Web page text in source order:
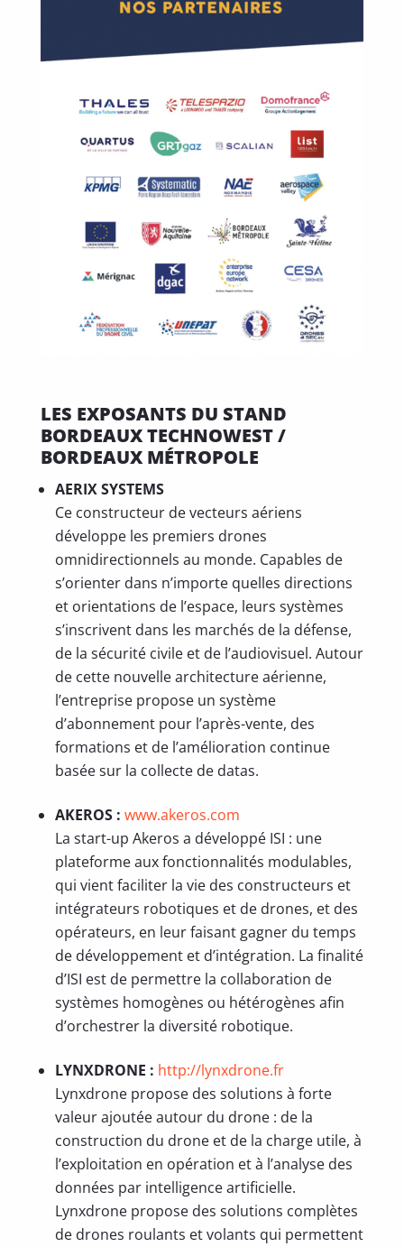
LES EXPOSANTS DU STAND
BORDEAUX TECHNOWEST /
BORDEAUX MÉTROPOLE
AERIX SYSTEMS
Ce constructeur de vecteurs aériens
développe les premiers drones
omnidirectionnels au monde. Capables de
s’orienter dans n’importe quelles directions
et orientations de l’espace, leurs systèmes
s’inscrivent dans les marchés de la défense,
de la sécurité civile et de l’audiovisuel. Autour
de cette nouvelle architecture aérienne,
l’entreprise propose un système
d’abonnement pour l’après-vente, des
formations et de l’amélioration continue
basée sur la collecte de datas.
AKEROS : www.akeros.com
La start-up Akeros a développé ISI : une
plateforme aux fonctionnalités modulables,
qui vient faciliter la vie des constructeurs et
intégrateurs robotiques et de drones, et des
opérateurs, en leur faisant gagner du temps
de développement et d’intégration. La finalité
d’ISI est de permettre la collaboration de
systèmes homogènes ou hétérogènes afin
d’orchestrer la diversité robotique.
LYNXDRONE : http://lynxdrone.fr
Lynxdrone propose des solutions à forte
valeur ajoutée autour du drone : de la
construction du drone et de la charge utile, à
l’exploitation en opération et à l’analyse des
données par intelligence artificielle.
Lynxdrone propose des solutions complètes
de drones roulants et volants qui permettent